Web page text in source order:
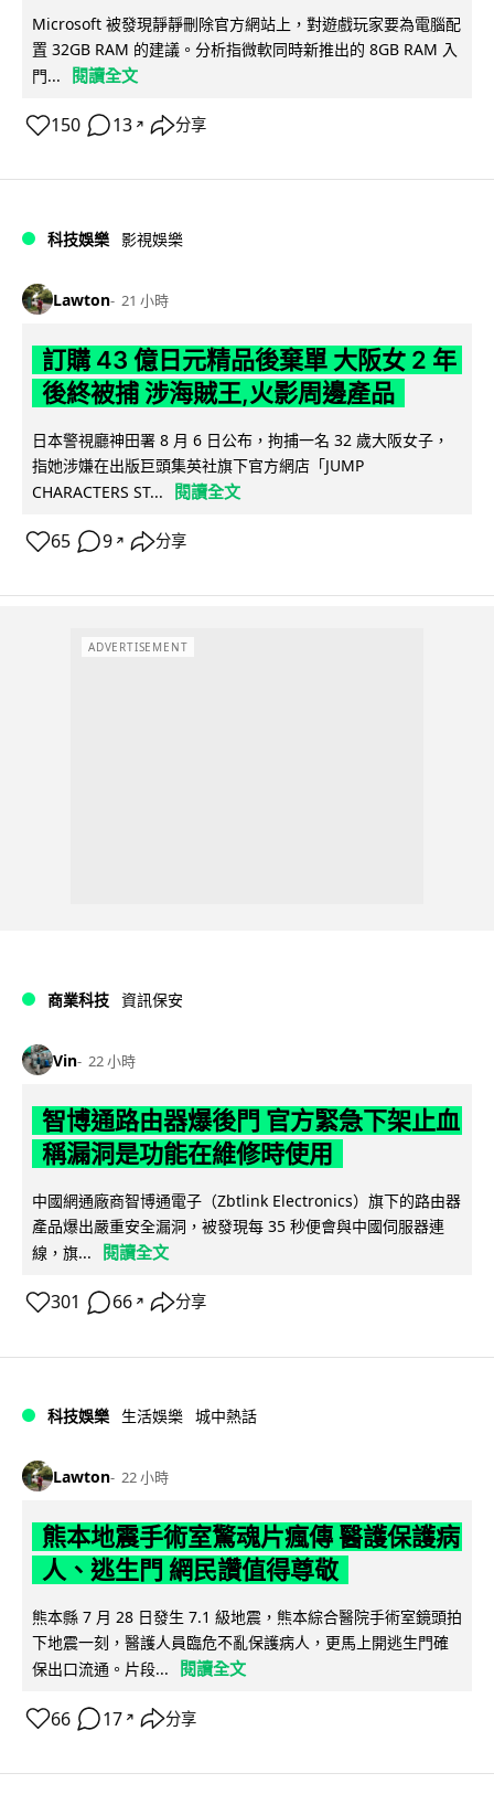
Microsoft 被發現靜靜刪除官方網站上，對遊戲玩家要為電腦配
置 32GB RAM 的建議。分析指微軟同時新推出的 8GB RAM 入
門...
閱讀全文
150 13 ↗ 分享
科技娛樂 影視娛樂
Lawton 21 小時
訂購 43 億日元精品後棄單 大阪女 2 年
後終被捕 涉海賊王,火影周邊產品
日本警視廳神田署 8 月 6 日公布，拘捕一名 32 歲大阪女子，
指她涉嫌在出版巨頭集英社旗下官方網店「JUMP
CHARACTERS ST...
閱讀全文
65 9 ↗ 分享
ADVERTISEMENT
商業科技 資訊保安
Vin 22 小時
智博通路由器爆後門 官方緊急下架止血
稱漏洞是功能在維修時使用
中國網通廠商智博通電子（Zbtlink Electronics）旗下的路由器
產品爆出嚴重安全漏洞，被發現每 35 秒便會與中國伺服器連
線，旗...
閱讀全文
301 66 ↗ 分享
科技娛樂 生活娛樂 城中熱話
Lawton 22 小時
熊本地震手術室驚魂片瘋傳 醫護保護病
人、逃生門 網民讚值得尊敬
熊本縣 7 月 28 日發生 7.1 級地震，熊本綜合醫院手術室鏡頭拍
下地震一刻，醫護人員臨危不亂保護病人，更馬上開逃生門確
保出口流通。片段...
閱讀全文
66 17 ↗ 分享